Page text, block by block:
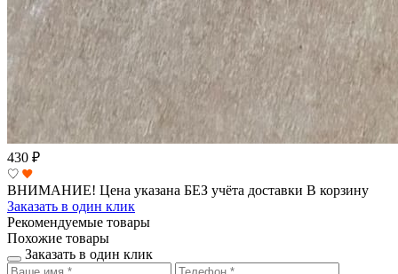
430 ₽
ВНИМАНИЕ! Цена указана БЕЗ учёта доставки В корзину
Заказать в один клик
Рекомендуемые товары
Похожие товары
Заказать в один клик